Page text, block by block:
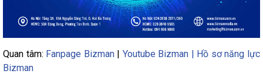
Quan tâm: Fanpage Bizman| Youtube Bizman | Hồ sơ năng lực
Bizman